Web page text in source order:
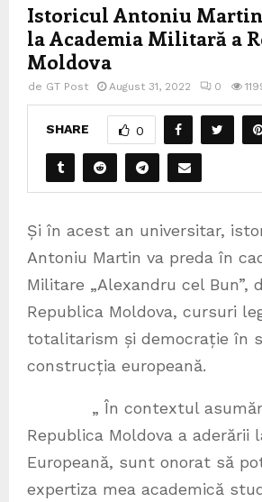
Istoricul Antoniu
la Academia Militară a
Moldova
de GT Post August 31, 2022 0
SHARE 0
Și în acest an universitar,
Antoniu Martin va preda în
Militare „Alexandru cel Bun”,
Republica Moldova, cursuri
totalitarism și democrație în
construcția europeană.
„ În contextul asumării
Republica Moldova a aderării
Europeană, sunt onorat să
expertiza mea academică